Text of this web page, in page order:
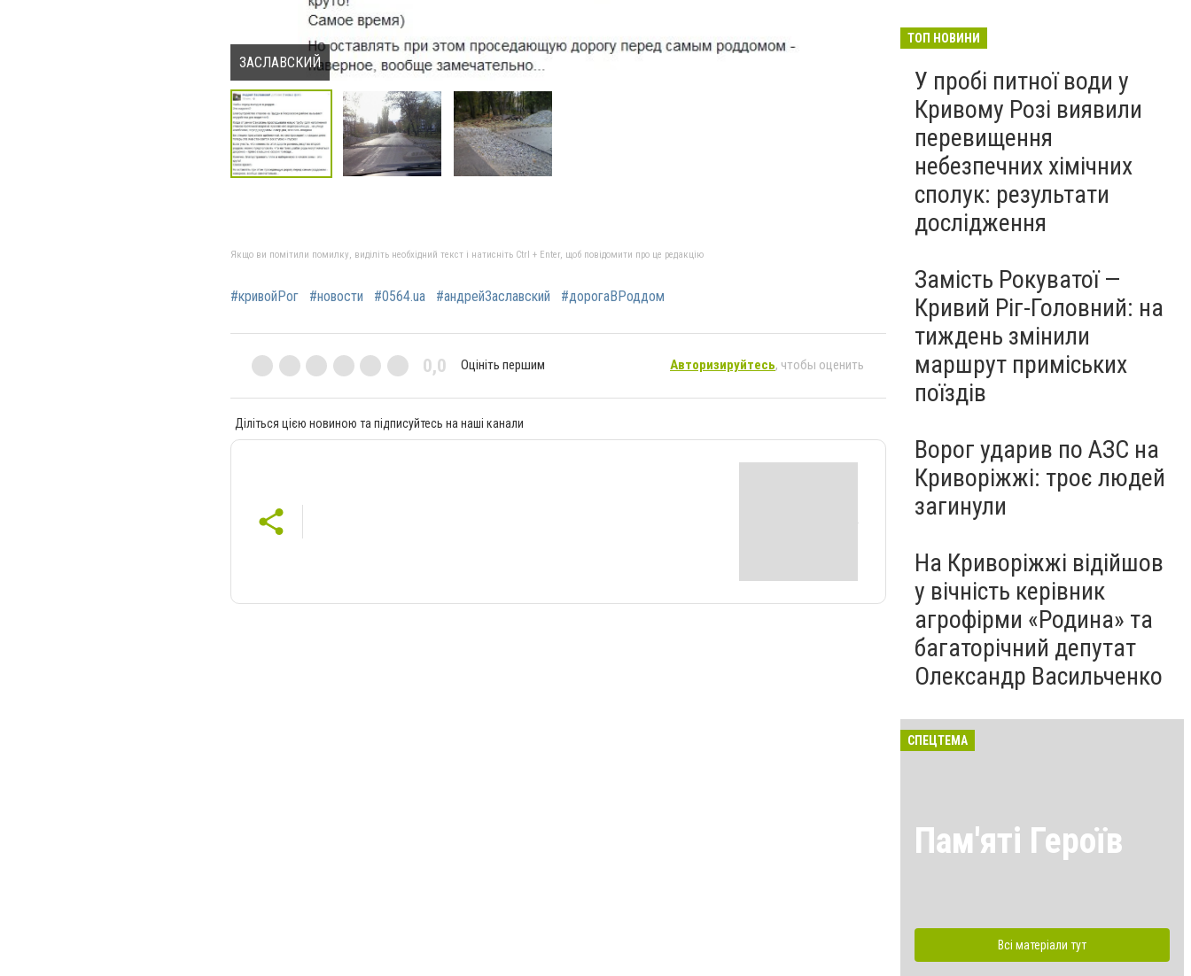
ЗАСЛАВСКИЙ
Якщо ви помітили помилку, виділіть необхідний текст і натисніть Ctrl + Enter, щоб повідомити про це редакцію
#кривойРог #новости #0564.ua #андрейЗаславский #дорогаВРоддом
0,0 Оцініть першим Авторизируйтесь, чтобы оценить
Діліться цією новиною та підписуйтесь на наші канали
боєприпасів, - ФОТО
ТОП НОВИНИ
У пробі питної води у
Кривому Розі виявили
перевищення
небезпечних хімічних
сполук: результати
дослідження
Замість Рокуватої —
Кривий Ріг-Головний: на
тиждень змінили
маршрут приміських
поїздів
Ворог ударив по АЗС на
Криворіжжі: троє людей
загинули
На Криворіжжі відійшов
у вічність керівник
агрофірми «Родина» та
багаторічний депутат
Олександр Васильченко
СПЕЦТЕМА
Пам'яті Героїв
Всі матеріали тут